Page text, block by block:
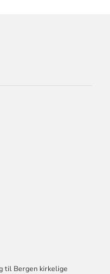
til Bergen kirkelige